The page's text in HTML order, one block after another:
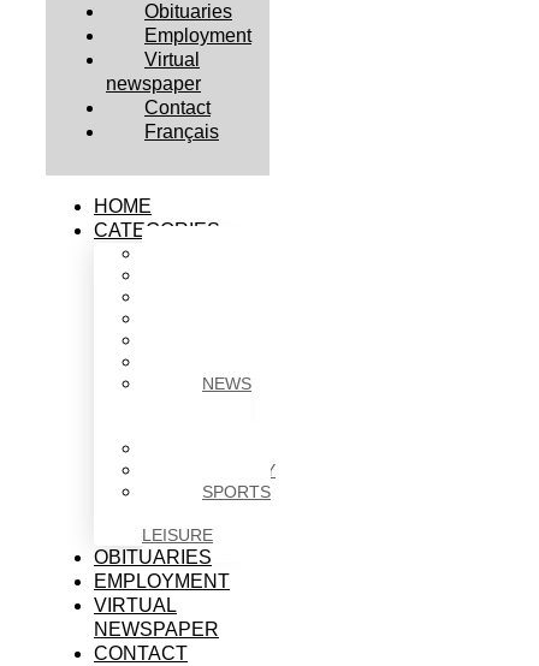
Obituaries
Employment
Virtual
newspaper
Contact
Français
HOME
CATEGORIES
NEWS
SOCIETY
SPORTS
LEISURE
OBITUARIES
EMPLOYMENT
VIRTUAL
NEWSPAPER
CONTACT